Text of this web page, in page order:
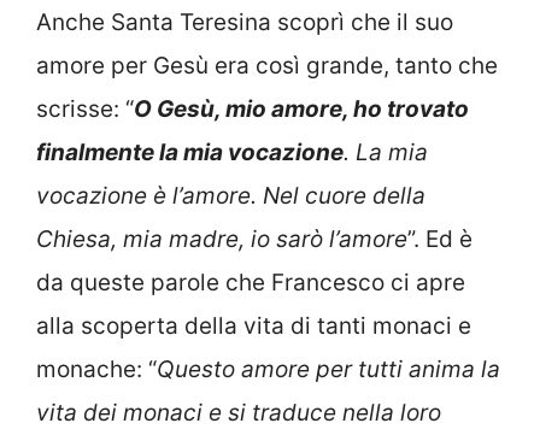
Anche Santa Teresina scoprì che il suo
amore per Gesù era così grande, tanto che
scrisse: “O Gesù, mio amore, ho trovato
finalmente la mia vocazione. La mia
vocazione è l’amore. Nel cuore della
Chiesa, mia madre, io sarò l’amore”. Ed è
da queste parole che Francesco ci apre
alla scoperta della vita di tanti monaci e
monache: “Questo amore per tutti anima la
vita dei monaci e si traduce nella loro